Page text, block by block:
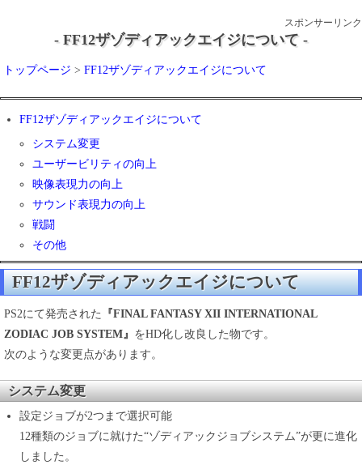
スポンサーリンク
- FF12ザゾディアックエイジについて -
トップページ > FF12ザゾディアックエイジについて
FF12ザゾディアックエイジについて
システム変更
ユーザービリティの向上
映像表現力の向上
サウンド表現力の向上
戦闘
その他
FF12ザゾディアックエイジについて
PS2にて発売された
『FINAL FANTASY XII INTERNATIONAL
ZODIAC JOB SYSTEM』 をHD化し改良した物です。
次のような変更点があります。
システム変更
設定ジョブが2つまで選択可能
12種類のジョブに就けた“ゾディアックジョブシステム”が更に進化
しました。